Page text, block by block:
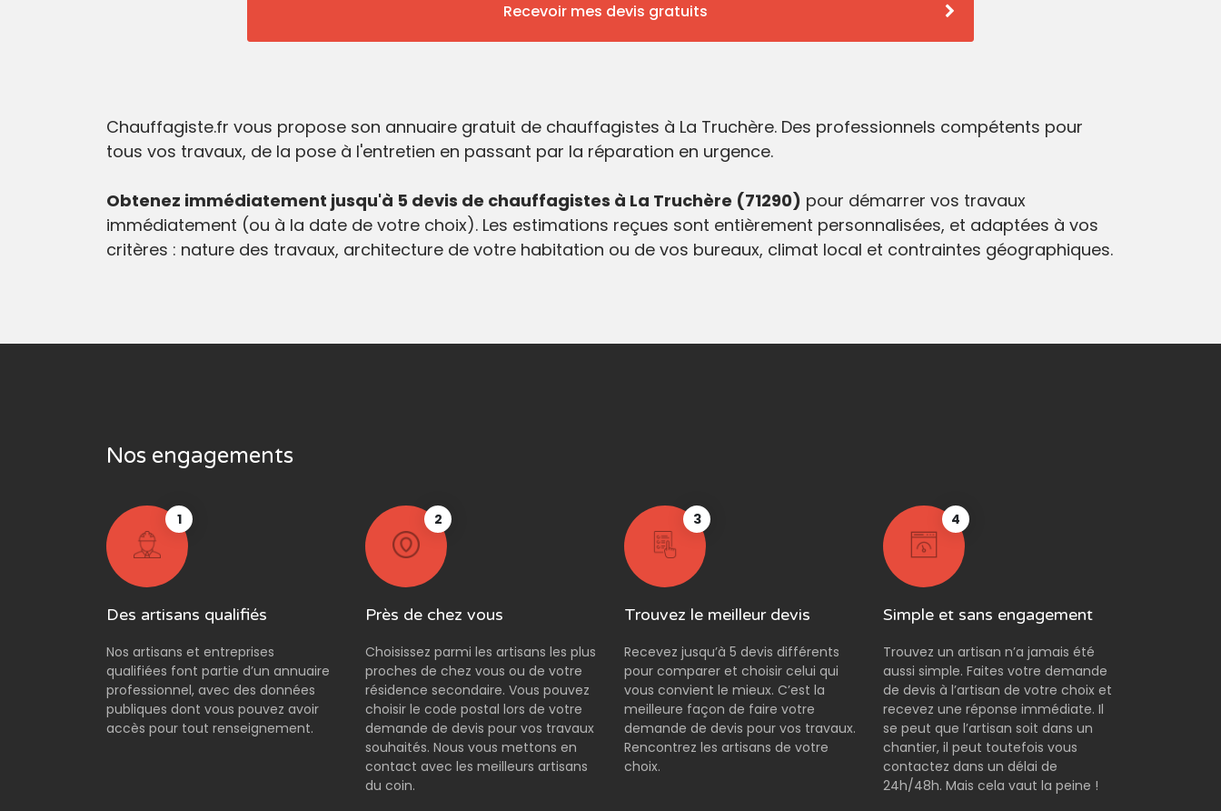
Recevoir mes devis gratuits
Chauffagiste.fr vous propose son annuaire gratuit de chauffagistes à La Truchère. Des professionnels compétents pour
tous vos travaux, de la pose à l'entretien en passant par la réparation en urgence.
Obtenez immédiatement jusqu'à 5 devis de chauffagistes à La Truchère (71290) pour démarrer vos travaux
immédiatement (ou à la date de votre choix). Les estimations reçues sont entièrement personnalisées, et adaptées à vos
critères : nature des travaux, architecture de votre habitation ou de vos bureaux, climat local et contraintes géographiques.
Nos engagements
1
Des artisans qualifiés
Nos artisans et entreprises
qualifiées font partie d’un annuaire
professionnel, avec des données
publiques dont vous pouvez avoir
accès pour tout renseignement.
2
Près de chez vous
Choisissez parmi les artisans les plus
proches de chez vous ou de votre
résidence secondaire. Vous pouvez
choisir le code postal lors de votre
demande de devis pour vos travaux
souhaités. Nous vous mettons en
contact avec les meilleurs artisans
du coin.
3
Trouvez le meilleur devis
Recevez jusqu’à 5 devis différents
pour comparer et choisir celui qui
vous convient le mieux. C’est la
meilleure façon de faire votre
demande de devis pour vos travaux.
Rencontrez les artisans de votre
choix.
4
Simple et sans engagement
Trouvez un artisan n’a jamais été
aussi simple. Faites votre demande
de devis à l’artisan de votre choix et
recevez une réponse immédiate. Il
se peut que l’artisan soit dans un
chantier, il peut toutefois vous
contactez dans un délai de
24h/48h. Mais cela vaut la peine !